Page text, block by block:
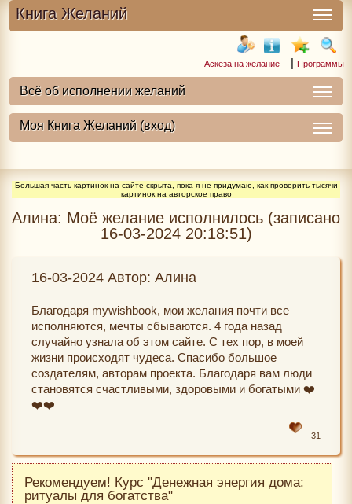
Книга Желаний
Аскеза на желание | Программы
Большая часть картинок на сайте скрыта, пока я не придумаю, как проверить тысячи
картинок на авторское право
Алина: Моё желание исполнилось (записано
16-03-2024 20:18:51)
16-03-2024 Автор: Алина
Благодаря mywishbook, мои желания почти все
исполняются, мечты сбываются. 4 года назад
случайно узнала об этом сайте. С тех пор, в моей
жизни происходят чудеса. Спасибо большое
создателям, авторам проекта. Благодаря вам люди
становятся счастливыми, здоровыми и богатыми ❤️
❤️❤️
31
Рекомендуем! Курс "Денежная энергия дома:
ритуалы для богатства"